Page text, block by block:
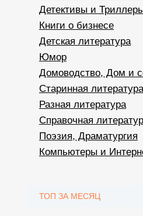
Детективы и
Книги о бизнесе
Детская литература
Юмор
Домоводство, Дом и
Старинная литература
Разная литература
Справочная
Поэзия, Драматургия
Компьютеры и
ТОП ЗА МЕСЯЦ